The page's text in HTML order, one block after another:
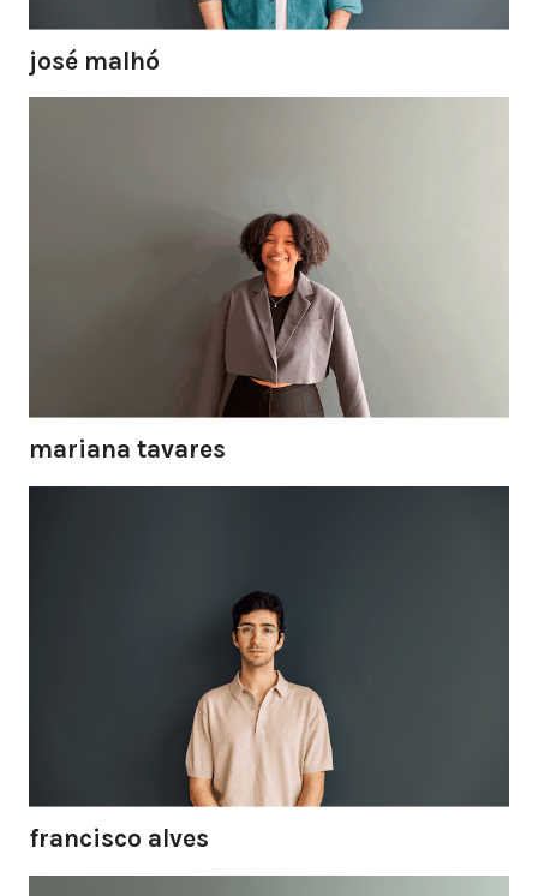
josé malhó
mariana tavares
francisco alves